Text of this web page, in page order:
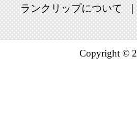
ランクリップについて
Copyright ©